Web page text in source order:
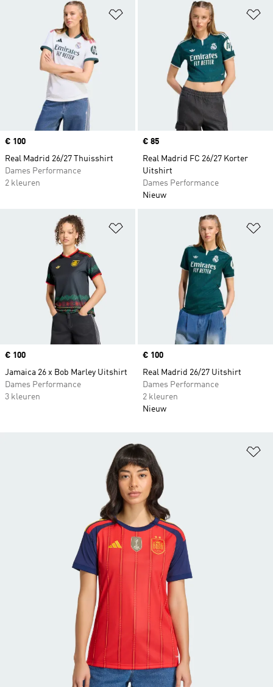
Op verlanglijst zetten
Price
€ 100
Real Madrid 26/27 Thuisshirt
Dames Performance
2 kleuren
Price
€ 85
Real Madrid FC 26/27 Korter
Uitshirt
Dames Performance
Nieuw
Op verlanglijst zetten
Price
€ 100
Jamaica 26 x Bob Marley Uitshirt
Dames Performance
3 kleuren
Price
€ 100
Real Madrid 26/27 Uitshirt
Dames Performance
2 kleuren
Nieuw